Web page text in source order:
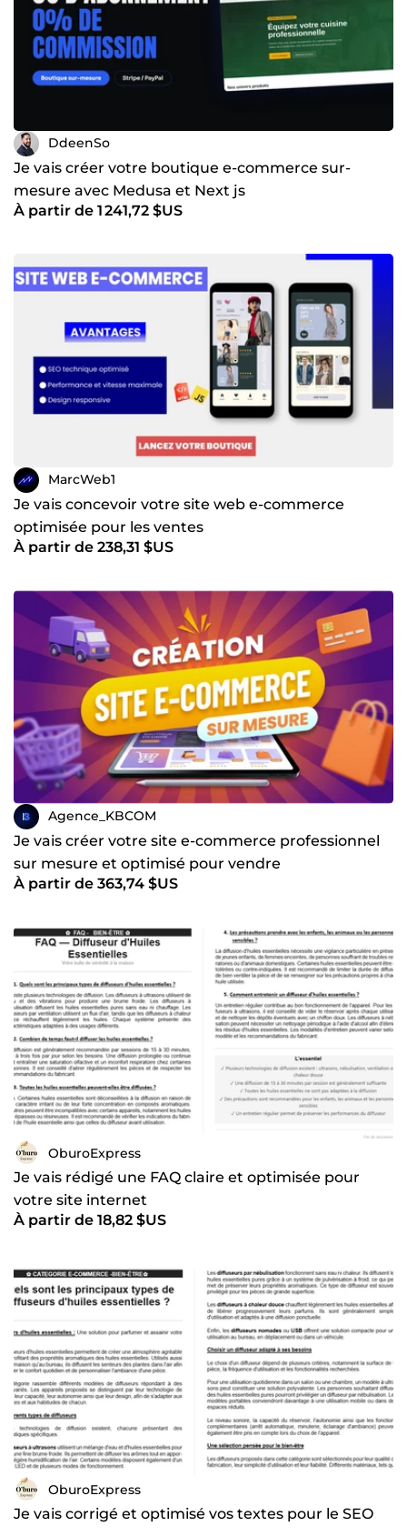
DdeenSo
Je vais créer votre boutique e-commerce sur-
mesure avec Medusa et Next js
À partir de 1 241,72 $US
MarcWeb1
Je vais concevoir votre site web e-commerce
optimisée pour les ventes
À partir de 238,31 $US
Agence_KBCOM
Je vais créer votre site e-commerce professionnel
sur mesure et optimisé pour vendre
À partir de 363,74 $US
OburoExpress
Je vais rédigé une FAQ claire et optimisée pour
votre site internet
À partir de 18,82 $US
OburoExpress
Je vais corrigé et optimisé vos textes pour le SEO